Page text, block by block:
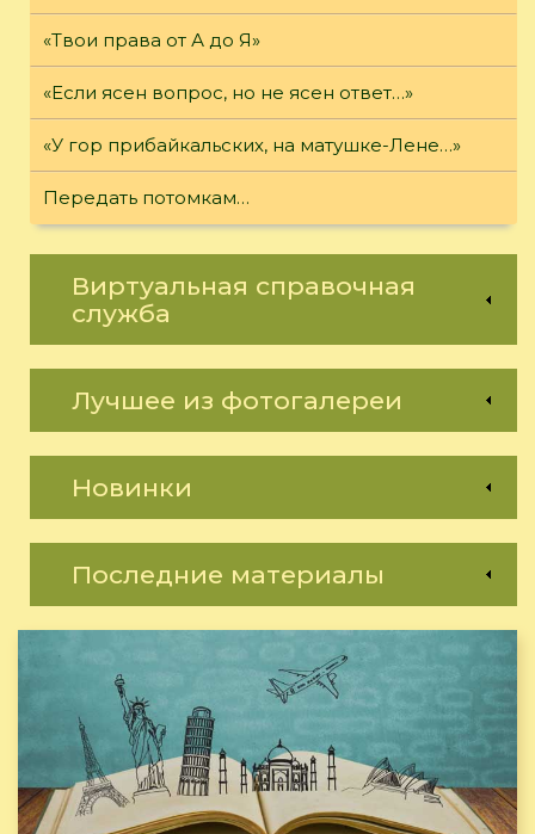
«Твои права от А до Я»
«Если ясен вопрос, но не ясен ответ…»
«У гор прибайкальских, на матушке-Лене…»
Передать потомкам…
Виртуальная справочная
служба
Лучшее из фотогалереи
Новинки
Последние материалы